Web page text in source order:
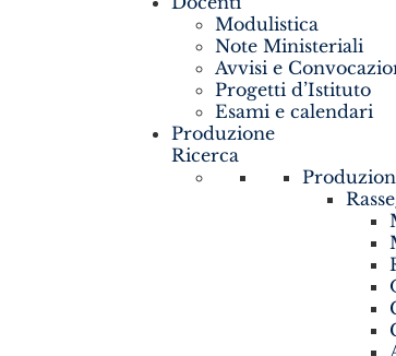
Modulistica
Note Ministeriali
Avvisi e
Progetti d’Istituto
Esami e calendari
Produzione
Ricerca